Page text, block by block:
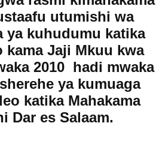
utumishi wa
ya kuhudumu katika
Jaji Mkuu kwa
2010 hadi mwaka
ya kumuaga
katika Mahakama
Dar es Salaam.